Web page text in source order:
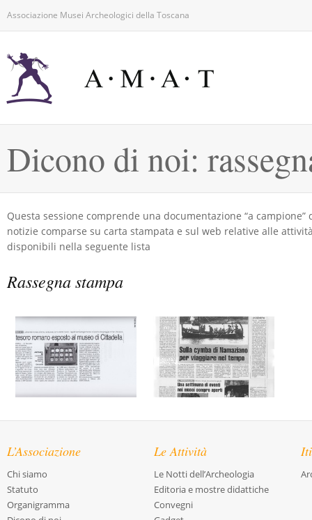
Associazione Musei Archeologici della Toscana
Dicono di noi:
Questa sessione comprende una documentazione “a
notizie comparse su carta stampata e sul web relative alle
disponibili nella seguente lista
Rassegna stampa
L’Associazione
Chi siamo
Statuto
Organigramma
Le Attività
Le Notti dell’Archeologia
Editoria e mostre didattiche
Convegni